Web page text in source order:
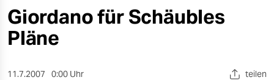
öko
gesellschaft
Giordano für Schäubles
Pläne
11.7.2007 0:00 Uhr teilen